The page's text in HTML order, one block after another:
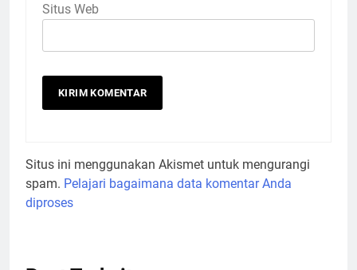
Situs Web
Situs ini menggunakan Akismet untuk mengurangi
spam. Pelajari bagaimana data komentar Anda
diproses